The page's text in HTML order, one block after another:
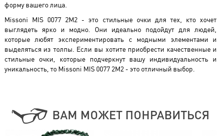
форму вашего лица.
Missoni MIS 0077 2M2 - это стильные очки для тех, кто хочет
выглядеть ярко и модно. Они идеально подойдут для людей,
которые любят экспериментировать с модными элементами и
выделяться из толпы. Если вы хотите приобрести качественные и
стильные очки, которые подчеркнут вашу индивидуальность и
уникальность, то Missoni MIS 0077 2M2 - это отличный выбор.
ВАМ МОЖЕТ ПОНРАВИТЬСЯ